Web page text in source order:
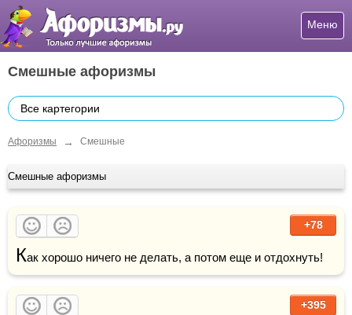
Меню
Смешные афоризмы
Все картегории
Афоризмы → Смешные
Смешные афоризмы
+78
Как хорошо ничего не делать, а потом еще и отдохнуть!
+395